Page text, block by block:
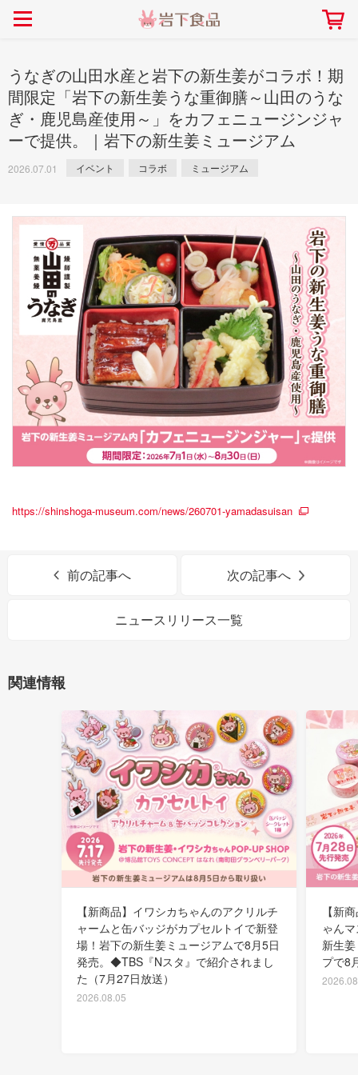
ごあいさつ 会社概要
採用情報 本社所在地
> 新商品
> イベント
> コラボ
> 飲食店コラボ
> オンラインショップ
> メディア掲載
> その他
ト「NEW GINGER SUMMER
> 生姜
> らっきょう
> オリーブ
> 梅
> らっきょうレシピ
> オリーブレシピ
> その他のレシピ
社長おすすめ！岩下の新生姜と
豚バラ肉のくるくる巻き～細巻
畑での取り組み 工場での取り組み
岩下の新生姜について 岩下のらっきょうにつ
岩下の新生姜ミュージアム
しょうがを食べてお悩
岩下の新生姜万年筆インク 書く描くコンテ
スト
岩下の新生姜Sing＆
～ニュージンジャーイ
うなぎの山田水産と岩下の新生姜がコラボ！期
間限定「岩下の新生姜うな重御膳～山田のうな
ぎ・鹿児島産使用～」をカフェニュージンジャ
ーで提供。｜岩下の新生姜ミュージアム
2026.07.01 イベント コラボ ミュージアム
https://shinshoga-museum.com/news/260701-yamadasuisan
前の記事へ 次の記事へ
ニュースリリース一覧
関連情報
【新商品】イワシカちゃんのアクリルチ
ャームと缶バッジがカプセルトイで新登
場！岩下の新生姜ミュージアムで8月5日
発売。◆TBS『Nスタ』で紹介されまし
た（7月27日放送）
2026.08.05
【新
ゃん
新生
プで8